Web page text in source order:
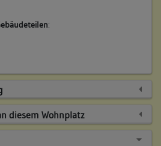
:
diesem Wohnplatz